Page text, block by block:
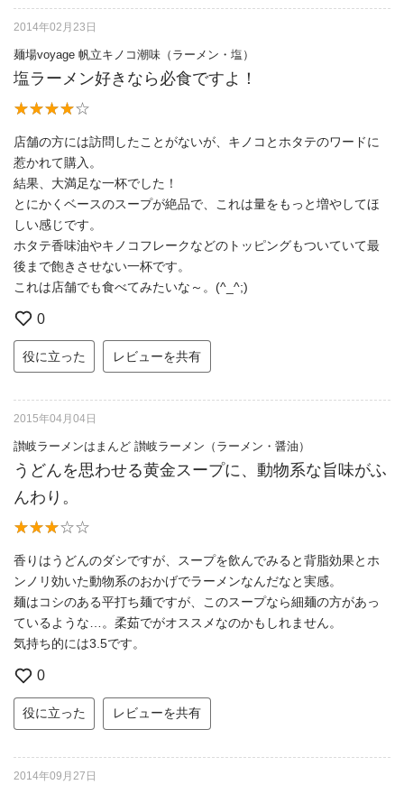
2014年02月23日
麺場voyage 帆立キノコ潮味（ラーメン・塩）
塩ラーメン好きなら必食ですよ！
店舗の方には訪問したことがないが、キノコとホタテのワードに
惹かれて購入。
結果、大満足な一杯でした！
とにかくベースのスープが絶品で、これは量をもっと増やしてほ
しい感じです。
ホタテ香味油やキノコフレークなどのトッピングもついていて最
後まで飽きさせない一杯です。
これは店舗でも食べてみたいな～。(^_^;)
0
役に立った レビューを共有
2015年04月04日
讃岐ラーメンはまんど 讃岐ラーメン（ラーメン・醤油）
うどんを思わせる黄金スープに、動物系な旨味がふ
んわり。
香りはうどんのダシですが、スープを飲んでみると背脂効果とホ
ンノリ効いた動物系のおかげでラーメンなんだなと実感。
麺はコシのある平打ち麺ですが、このスープなら細麺の方があっ
ているような…。柔茹でがオススメなのかもしれません。
気持ち的には3.5です。
0
役に立った レビューを共有
2014年09月27日